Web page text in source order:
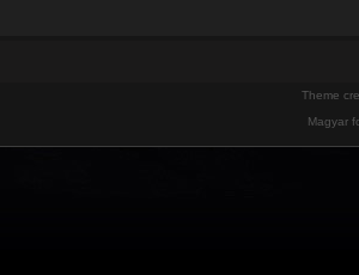
Theme
Magyar